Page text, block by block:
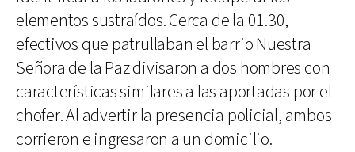
elementos sustraídos. Cerca de la 01.30,
efectivos que patrullaban el barrio Nuestra
Señora de la Paz divisaron a dos hombres con
características similares a las aportadas por el
chofer. Al advertir la presencia policial, ambos
corrieron e ingresaron a un domicilio.